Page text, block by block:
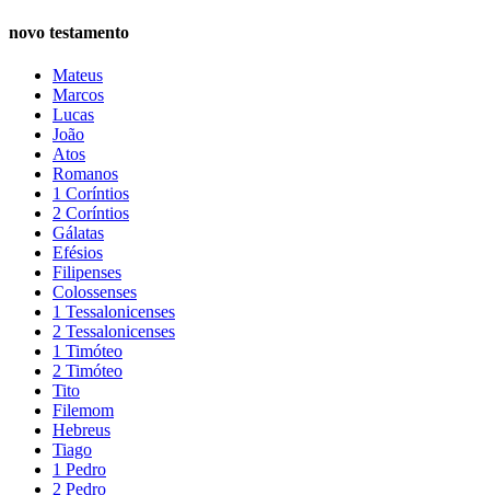
novo testamento
Mateus
Marcos
Lucas
João
Atos
Romanos
1 Coríntios
2 Coríntios
Gálatas
Efésios
Filipenses
Colossenses
1 Tessalonicenses
2 Tessalonicenses
1 Timóteo
2 Timóteo
Tito
Filemom
Hebreus
Tiago
1 Pedro
2 Pedro